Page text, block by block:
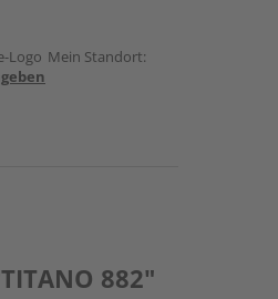
Mein Standort:
882"